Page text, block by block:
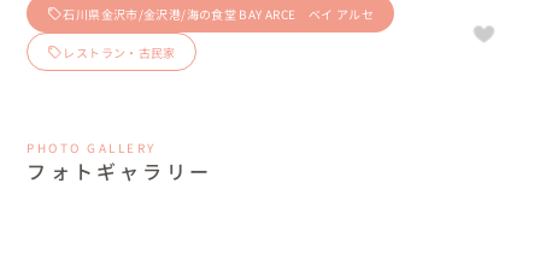
石川県金沢市/金沢港/海の食堂 BAY ARCE ベイ アルセ
レストラン・古民家
PHOTO GALLERY
フォトギャラリー